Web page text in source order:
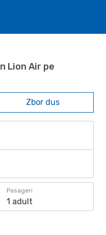
Lion Air pe
Zbor dus
Pasageri
1 adult